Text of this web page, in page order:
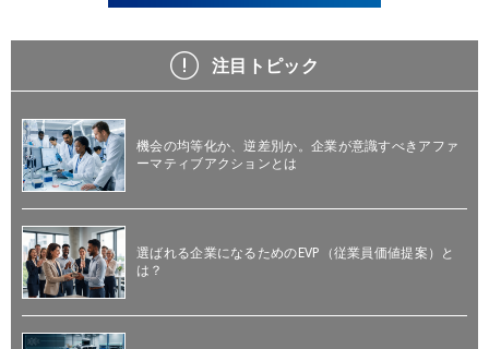
注目トピック
機会の均等化か、逆差別か。企業が意識すべきアファ
ーマティブアクションとは
選ばれる企業になるためのEVP（従業員価値提案）と
は？